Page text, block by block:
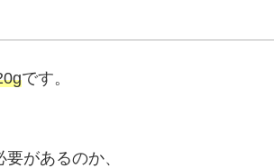
です。
があるのか、